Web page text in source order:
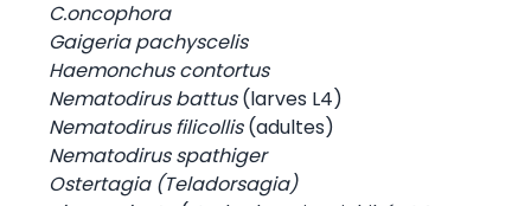
C.oncophora
Gaigeria pachyscelis
Haemonchus contortus
Nematodirus battus(larves L4)
Nematodirus filicollis(adultes)
Nematodirus spathiger
Ostertagia (Teladorsagia)